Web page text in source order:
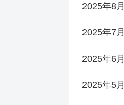
2025年8月
2025年7月
2025年6月
2025年5月